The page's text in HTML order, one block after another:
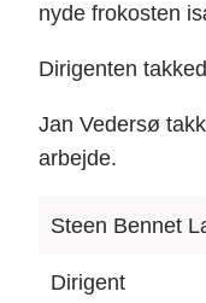
nyde frokosten
Dirigenten
Jan Vedersø
arbejde.
Steen Bennet
Dirigent